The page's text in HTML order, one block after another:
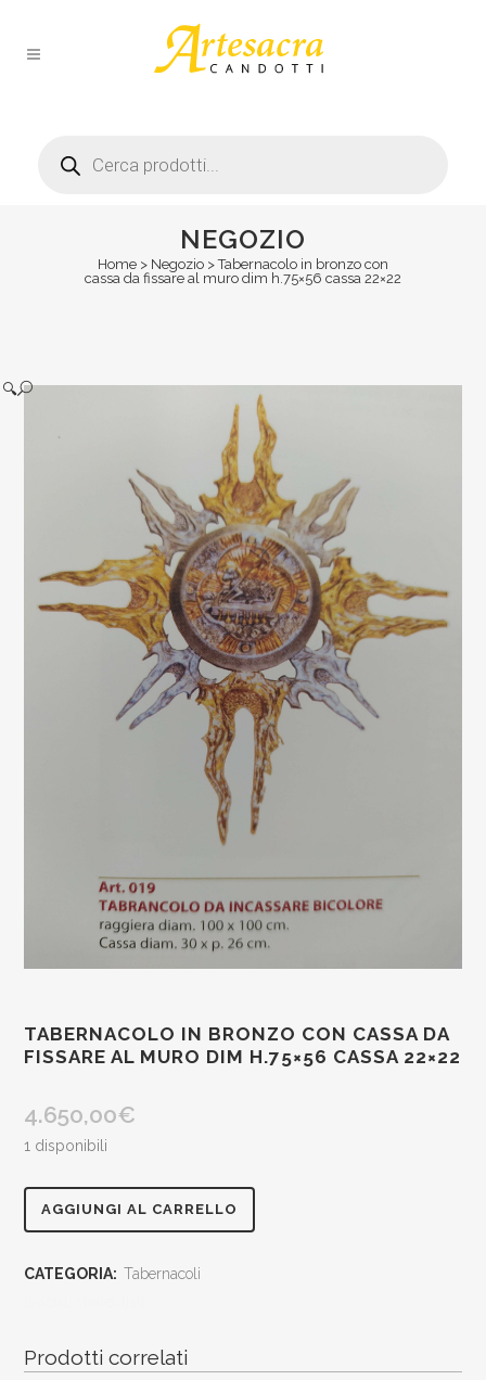
search
NEGOZIO
Home > Negozio >Tabernacolo in bronzo con
cassa da fissare al muro dim h.75×56 cassa 22×22
🔍
TABERNACOLO IN BRONZO CON CASSA DA
FISSARE AL MURO DIM H.75×56 CASSA 22×22
4.650,00€
1 disponibili
Tabernacolo
cassa
AGGIUNGI AL CARRELLO
CATEGORIA: Tabernacoli
Prodotti correlati